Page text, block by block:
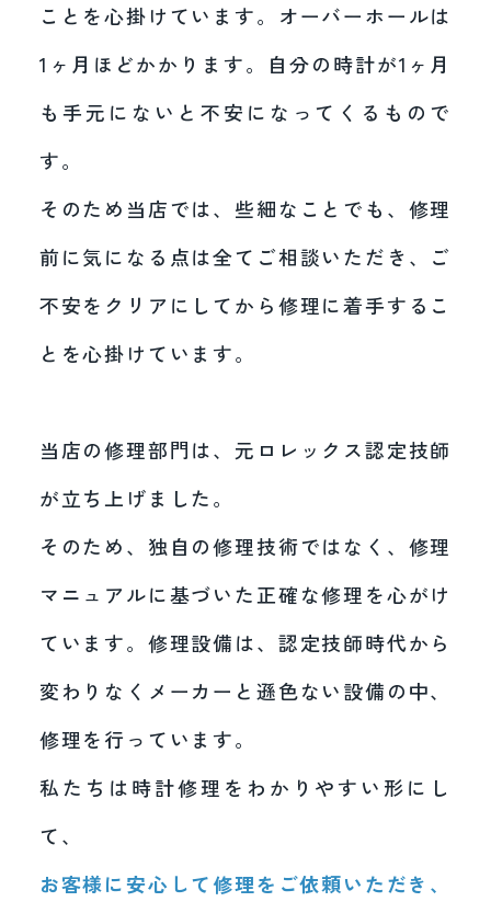
ことを心掛けています。オーバーホールは
1ヶ月ほどかかります。自分の時計が1ヶ月
も手元にないと不安になってくるもので
す。
そのため当店では、些細なことでも、修理
前に気になる点は全てご相談いただき、ご
不安をクリアにしてから修理に着手するこ
とを心掛けています。
当店の修理部門は、元ロレックス認定技師
が立ち上げました。
そのため、独自の修理技術ではなく、修理
マニュアルに基づいた正確な修理を心がけ
ています。修理設備は、認定技師時代から
変わりなくメーカーと遜色ない設備の中、
修理を行っています。
私たちは時計修理をわかりやすい形にし
て、
お客様に安心して修理をご依頼いただき、